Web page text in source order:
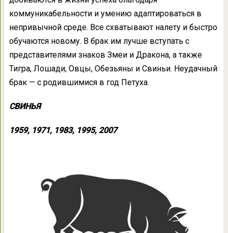
коммуникабельности и умению адаптироваться в
непривычной среде. Все схватывают налету и быстро
обучаются новому. В брак им лучше вступать с
представителями знаков Змеи и Дракона, а также
Тигра, Лошади, Овцы, Обезьяны и Свиньи. Неудачный
брак — с родившимися в год Петуха.
СВИНЬЯ
1959, 1971, 1983, 1995, 2007